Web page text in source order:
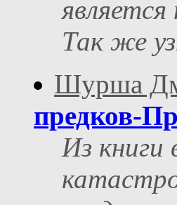
Так же
Шурша
предков-
Из книги